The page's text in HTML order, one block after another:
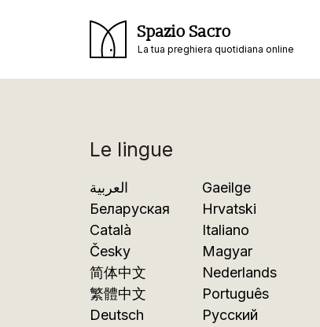
Spazio Sacro
La tua preghiera quotidiana online
Le lingue
العربية
Беларуская
Català
Česky
简体中文
繁體中文
Deutsch
Gaeilge
Hrvatski
Italiano
Magyar
Nederlands
Português
Русский